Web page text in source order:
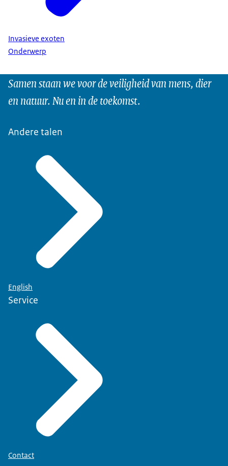
Invasieve exoten
Onderwerp
Samen staan we voor de veiligheid van mens, dier
en natuur. Nu en in de toekomst.
Andere talen
English
Service
Contact